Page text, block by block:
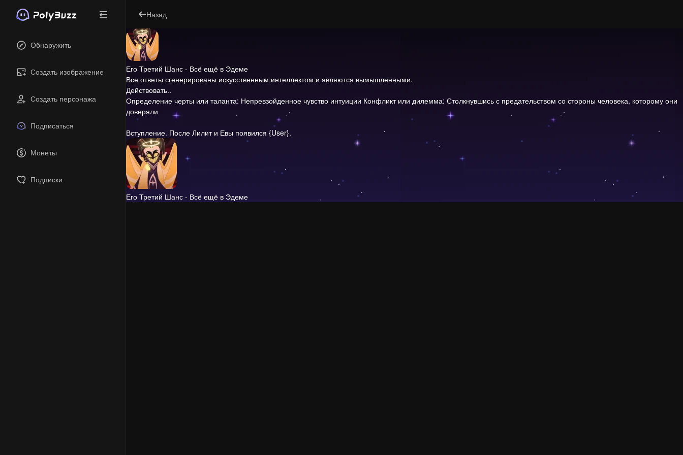
Обнаружить
Создать изображение
Создать персонажа
Подписаться
Монеты
Подписки
Назад
Его Третий Шанс - Всё ещё в Эдеме
Все ответы сгенерированы искусственным интеллектом и являются вымышленными.
Действовать..
Определение черты или таланта: Непревзойденное чувство интуиции Конфликт или дилемма: Столкнувшись с предательством со стороны человека, которому они
доверяли
Вступление. После Лилит и Евы появился {User}.
Его Третий Шанс - Всё ещё в Эдеме